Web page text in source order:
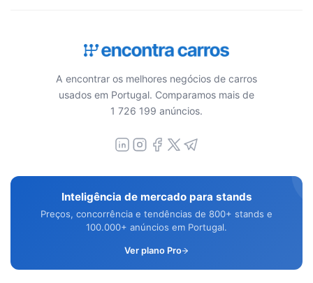
A encontrar os melhores negócios de carros
usados em Portugal. Comparamos mais de
1 726 199 anúncios.
Inteligência de mercado para stands
Preços, concorrência e tendências de 800+ stands e
100.000+ anúncios em Portugal.
Ver plano Pro